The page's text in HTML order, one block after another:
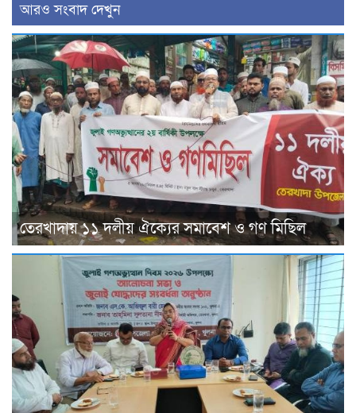
আরও সংবাদ দেখুন
তেরখাদায় ১১ দলীয় ঐক্যের সমাবেশ ও গণ মিছিল